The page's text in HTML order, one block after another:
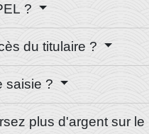
?
du titulaire ?
saisie ?
plus d'argent sur le